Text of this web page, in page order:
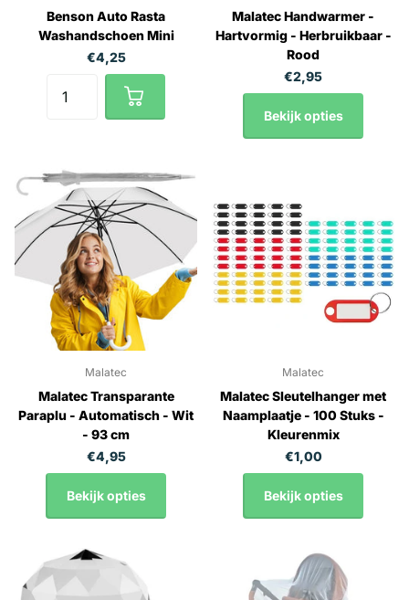
Benson Auto Rasta
Washandschoen Mini
€4,25
Malatec Handwarmer -
Hartvormig - Herbruikbaar -
Rood
€2,95
Bekijk opties
Malatec
Malatec Transparante
Paraplu - Automatisch - Wit
- 93 cm
€4,95
Bekijk opties
Malatec
Malatec Sleutelhanger met
Naamplaatje - 100 Stuks -
Kleurenmix
€1,00
Bekijk opties